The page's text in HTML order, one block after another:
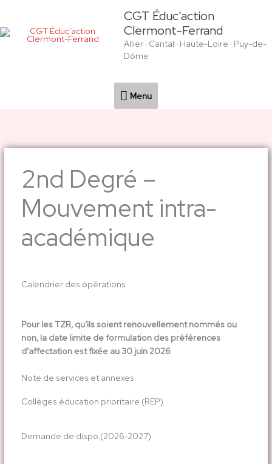
contenu
CGT Éduc'action
Clermont-Ferrand
Allier · Cantal · Haute-Loire · Puy-de-
Dôme
Menu
Menu
2nd Degré –
Mouvement intra-
académique
Calendrier des opérations
Pour les TZR, qu’ils soient renouvellement nommés ou
non, la date limite de formulation des préférences
d’affectation est fixée au 30 juin 2026
Note de services et annexes
Collèges éducation prioritaire (REP)
Demande de dispo (2026-2027)